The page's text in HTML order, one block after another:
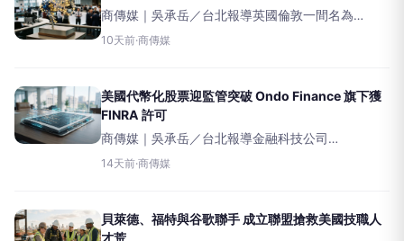
商傳媒｜吳承岳／台北報導英國倫敦一間名為
TheInvestorForumCic的非營利組織，透過匯集機
10天前·商傳媒
美國代幣化股票迎監管突破 Ondo Finance 旗下獲
FINRA 許可
商傳媒｜吳承岳／台北報導金融科技公司
OndoFinance的子公司OasisProMarkets，於週四獲
14天前·商傳媒
貝萊德、福特與谷歌聯手 成立聯盟搶救美國技職人
才荒